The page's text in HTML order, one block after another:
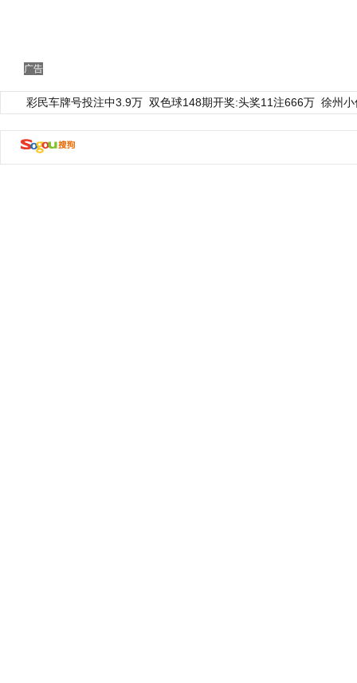
广告
彩民车牌号投注中3.9万 双色球148期开奖:头奖11注666万 徐州